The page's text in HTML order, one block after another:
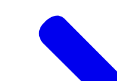
dan later verder
goed bijhouden.
maandlonen'.